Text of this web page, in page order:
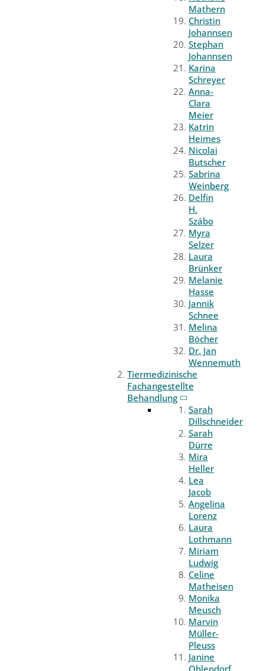
Mathern
Christin
Johannsen
Stephan
Johannsen
Karina
Schreyer
Anna-
Clara
Meier
Katrin
Heimes
Nicolai
Butscher
Sabrina
Weinberg
Delfin
H.
Szábo
Myra
Selzer
Laura
Brünker
Melanie
Hasse
Jannik
Schnee
Melina
Böcher
Dr. Jan
Wennemuth
Tiermedizinische
Fachangestellte
Behandlung
Sarah
Dillschneider
Sarah
Dürre
Mira
Heller
Lea
Jacob
Angelina
Lorenz
Laura
Lothmann
Miriam
Ludwig
Celine
Matheisen
Monika
Meusch
Marvin
Müller-
Pleuss
Janine
Ohlendorf